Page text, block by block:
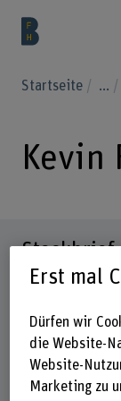
Startseite ...
Kevin
Steckbrief
Erst mal
Dürfen wir
die Website-
Website-
Marketing zu